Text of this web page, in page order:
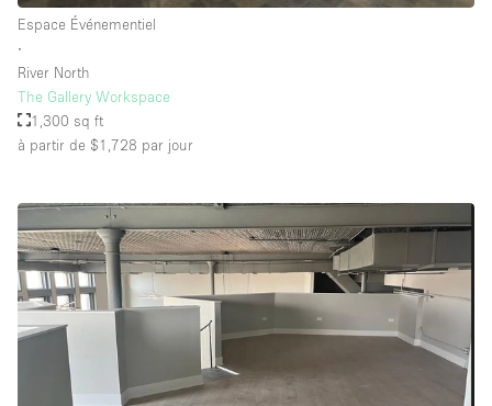
Smoking Area
Style Haussmannien
Style Industriel
Surface Habitable
Système de sécurité
Terrace
Toilettes
Water Access
Éclairage
Espace Événementiel
∙
River North
The Gallery Workspace
1,300 sq ft
à partir de $1,728 par jour